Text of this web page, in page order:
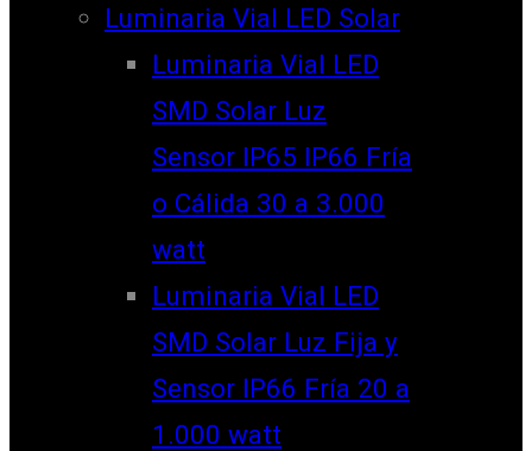
Luminaria Vial LED Solar
Luminaria Vial LED
SMD Solar Luz
Sensor IP65 IP66 Fría
o Cálida 30 a 3.000
watt
Luminaria Vial LED
SMD Solar Luz Fija y
Sensor IP66 Fría 20 a
1.000 watt